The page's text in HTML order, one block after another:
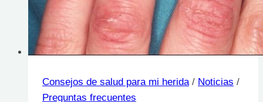
Consejos de salud para mi herida / Noticias /
Preguntas frecuentes